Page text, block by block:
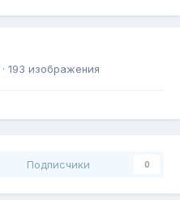
· 193 изображения
Подписчики 0